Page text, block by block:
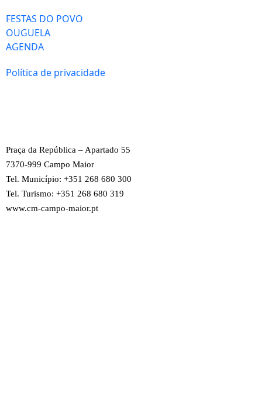
FESTAS DO POVO
OUGUELA
AGENDA
Política de privacidade
Praça da República – Apartado 55
7370-999 Campo Maior
Tel. Município: +351 268 680 300
Tel. Turismo: +351 268 680 319
www.cm-campo-maior.pt